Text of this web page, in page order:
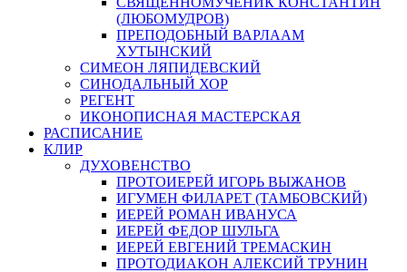
(ЛЮБОМУДРОВ)
ПРЕПОДОБНЫЙ ВАРЛААМ
ХУТЫНСКИЙ
СИМЕОН ЛЯПИДЕВСКИЙ
СИНОДАЛЬНЫЙ ХОР
РЕГЕНТ
ИКОНОПИСНАЯ МАСТЕРСКАЯ
РАСПИСАНИЕ
КЛИР
ДУХОВЕНСТВО
ПРОТОИЕРЕЙ ИГОРЬ ВЫЖАНОВ
ИГУМЕН ФИЛАРЕТ (ТАМБОВСКИЙ)
ИЕРЕЙ РОМАН ИВАНУСА
ИЕРЕЙ ФЕДОР ШУЛЬГА
ИЕРЕЙ ЕВГЕНИЙ ТРЕМАСКИН
ПРОТОДИАКОН АЛЕКСИЙ ТРУНИН